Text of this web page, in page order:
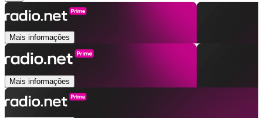
Mais informações
Mais informações